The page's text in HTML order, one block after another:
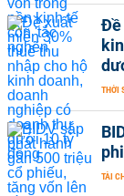
Đề
THỜI
TÀI